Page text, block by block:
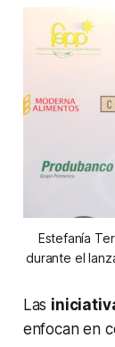
Estefanía
durante el
Las
enfocan en